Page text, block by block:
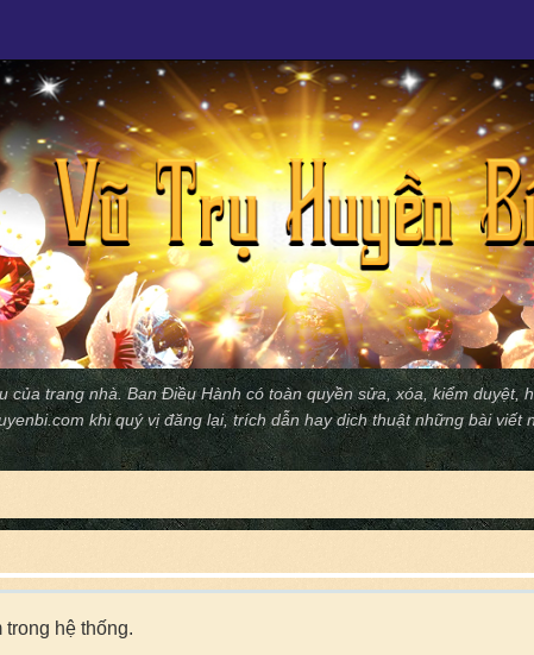
trang nhà. Ban Ðiều Hành có toàn quyền sửa, xóa, kiểm duyệt,
khi quý vị đăng lại, trích dẫn hay dịch thuật những bài viết
hệ thống.